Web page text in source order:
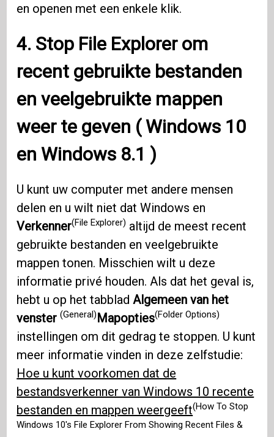
en openen met een enkele klik.
4. Stop File Explorerom
recent gebruikte bestanden
en veelgebruikte mappen
weer te geven (Windows 10
enWindows 8.1 )
U kunt uw computer met andere mensen
delen en u wilt niet dat Windows en
Verkenner(File Explorer) altijd de meest recent
gebruikte bestanden en veelgebruikte
mappen tonen. Misschien wilt u deze
informatie privé houden. Als dat het geval is,
hebt u op het tabbladAlgemeen van het
venster(General) Mapopties(Folder Options)
instellingen om dit gedrag te stoppen. U kunt
meer informatie vinden in deze zelfstudie:
Hoe u kunt voorkomen dat de
bestandsverkenner van Windows 10 recente
bestanden en mappen weergeeft(How To Stop
Windows 10's File Explorer From Showing Recent Files &